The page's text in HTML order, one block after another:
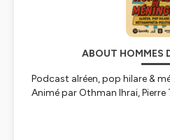
ABOUT HOMMES
Podcast alréen, pop hilare &
Animé par Othman Ihrai, Pierre